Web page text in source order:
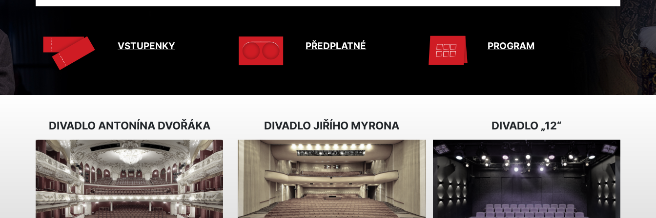
VSTUPENKY PŘEDPLATNÉ PROGRAM
DIVADLO ANTONÍNA DVOŘÁKA DIVADLO JIŘÍHO MYRONA DIVADLO „12“